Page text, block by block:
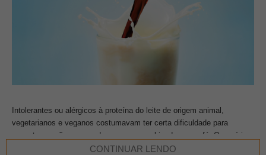
Intolerantes ou alérgicos à proteína do leite de origem animal,
vegetarianos e veganos costumavam ter certa dificuldade para
encontrar opções que pudessem ser combinadas ao café. O cenário,
enfim, está mudando e as prateleiras de supermercado e cafeterias
CONTINUAR LENDO